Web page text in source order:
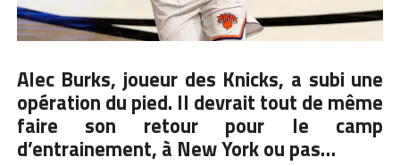
Alec Burks, joueur des Knicks, a subi une
opération du pied. Il devrait tout de même
faire son retour pour le camp
d’entrainement, à New York ou pas…